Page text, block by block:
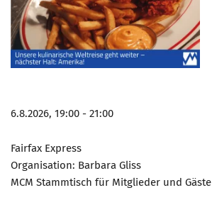
Partnerschaften
Bundesverband Marketing Clubs
MARKETING PIONIERE
CLUB-KOMMUNIKATION
Clubmagazin
MCM Club TV
6.8.2026, 19:00 - 21:00
Fairfax Express
Organisation: Barbara Gliss
MCM Stammtisch für Mitglieder und Gäste